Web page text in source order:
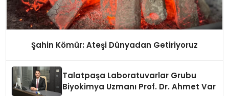
Şahin Kömür: Ateşi Dünyadan Getiriyoruz
Talatpaşa Laboratuvarlar Grubu
Biyokimya Uzmanı Prof. Dr. Ahmet Var